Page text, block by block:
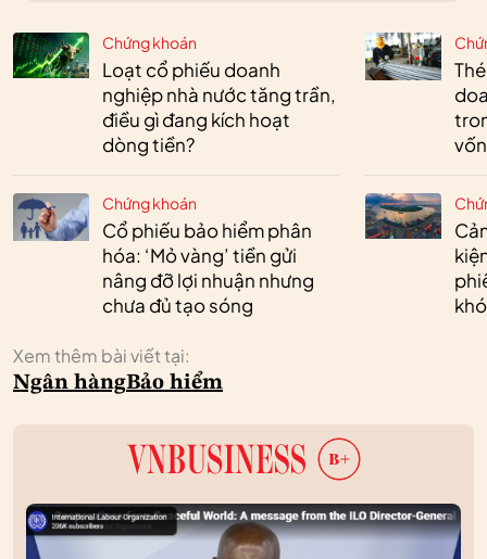
Chứng khoán
Loạt cổ phiếu doanh
nghiệp nhà nước tăng trần,
điều gì đang kích hoạt
dòng tiền?
Chứng khoán
Cổ phiếu bảo hiểm phân
hóa: ‘Mỏ vàng’ tiền gửi
nâng đỡ lợi nhuận nhưng
chưa đủ tạo sóng
vốn
Xem thêm bài viết tại:
Ngân hàngBảo hiểm